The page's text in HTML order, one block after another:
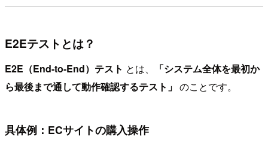
E2Eテストとは？
E2E（End-to-End）テスト とは、
「システム全体を最初か
ら最後まで通して動作確認するテスト」 のことです。
具体例：ECサイトの購入操作